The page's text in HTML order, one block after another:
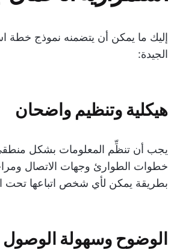
إليك ما يمكن أن يتضمنه نموذج خطة
الجيدة:
هيكلية وتنظيم واضحان
يجب أن تنظِّم المعلومات بشكل
خطوات الطوارئ وجهات الاتصال
بطريقة يمكن لأي شخص اتباعها تحت
الوضوح وسهولة الوصول